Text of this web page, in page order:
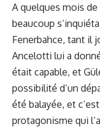
A quelques mois
beaucoup
Fenerbahce, tant il
Ancelotti lui a
était capable, et
possibilité d’un
été balayée, et
protagonisme qui